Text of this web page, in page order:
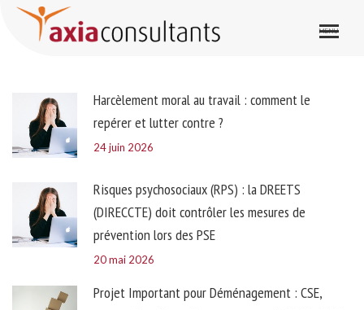
Harcèlement moral au travail : comment le
repérer et lutter contre ?
24 juin 2026
Risques psychosociaux (RPS) : la DREETS
(DIRECCTE) doit contrôler les mesures de
prévention lors des PSE
20 mai 2026
Projet Important pour Déménagement : CSE,